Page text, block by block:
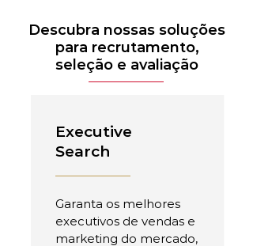
Descubra nossas soluções
para recrutamento,
seleção e avaliação
Executive
Search
Garanta os melhores
executivos de vendas e
marketing do mercado,